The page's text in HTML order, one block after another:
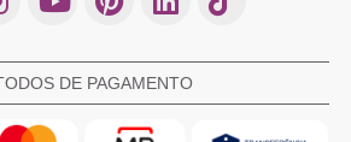
DE PAGAMENTO